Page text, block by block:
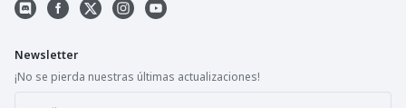
Newsletter
¡No se pierda nuestras últimas actualizaciones!